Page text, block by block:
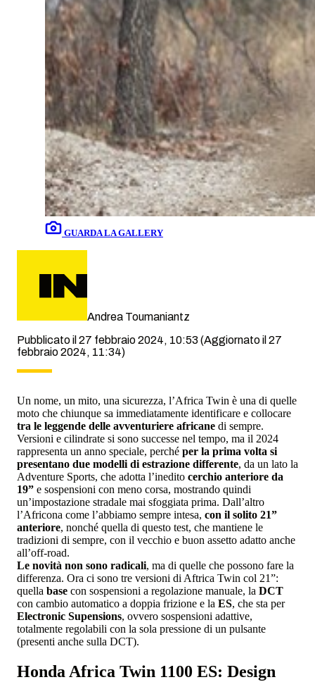
GUARDA LA GALLERY
Andrea Toumaniantz
Pubblicato il 27 febbraio 2024, 10:53 (Aggiornato il 27
febbraio 2024, 11:34)
Un nome, un mito, una sicurezza, l’Africa Twin è una di quelle
moto che chiunque sa immediatamente identificare e collocare
tra le leggende delle avventuriere africane di sempre.
Versioni e cilindrate si sono successe nel tempo, ma il 2024
rappresenta un anno speciale, perché per la prima volta si
presentano due modelli di estrazione differente, da un lato la
Adventure Sports, che adotta l’inedito cerchio anteriore da
19” e sospensioni con meno corsa, mostrando quindi
un’impostazione stradale mai sfoggiata prima. Dall’altro
l’Africona come l’abbiamo sempre intesa, con il solito 21”
anteriore, nonché quella di questo test, che mantiene le
tradizioni di sempre, con il vecchio e buon assetto adatto anche
all’off-road.
Le novità non sono radicali, ma di quelle che possono fare la
differenza. Ora ci sono tre versioni di Aftrica Twin col 21”:
quella base con sospensioni a regolazione manuale, la DCT
con cambio automatico a doppia frizione e la ES, che sta per
Electronic Supensions, ovvero sospensioni adattive,
totalmente regolabili con la sola pressione di un pulsante
(presenti anche sulla DCT).
Honda Africa Twin 1100 ES: Design